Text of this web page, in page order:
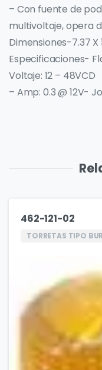
– Con fuente de
multivoltaje, opera
Dimensiones-7.37 X
Especificaciones-
Voltaje: 12 – 48VCD
– Amp: 0.3 @ 12V-
462-121-02
TORRETAS TIPO